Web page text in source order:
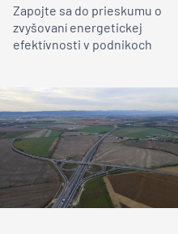
Zapojte sa do prieskumu o
zvyšovaní energetickej
efektívnosti v podnikoch